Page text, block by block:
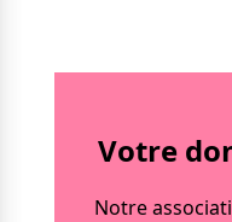
Votre
Notre